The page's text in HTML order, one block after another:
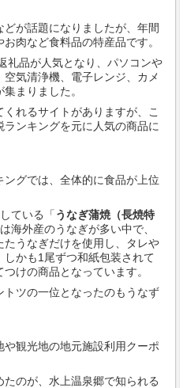
が話題になりましたが、年間
肉など食料品の特産品です。
礼品が人気となり、パソコンや
気清浄機、電子レンジ、カメ
まりました。
れるサイトがありますが、こ
ンキングを元に人気の商品に
グでは、全体的に食品が上位
ている「 うなぎ蒲焼（長焼特
海外産のうなぎが多い中で、
うなぎだけを使用し、タレや
かも1尾ずつ和紙包装されて
けの商品となっています。
ツの一位となったのもうなず
観光地の地元施設利用クーポ
のが、水上温泉郷で知られる